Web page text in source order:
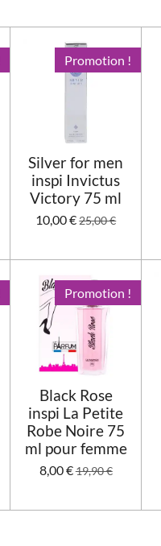
Promotion !
Silver for men
inspi Invictus
Victory 75 ml
10,00 €25,00 €
Promotion !
Black Rose
inspi La Petite
Robe Noire 75
ml pour femme
8,00 €19,90 €